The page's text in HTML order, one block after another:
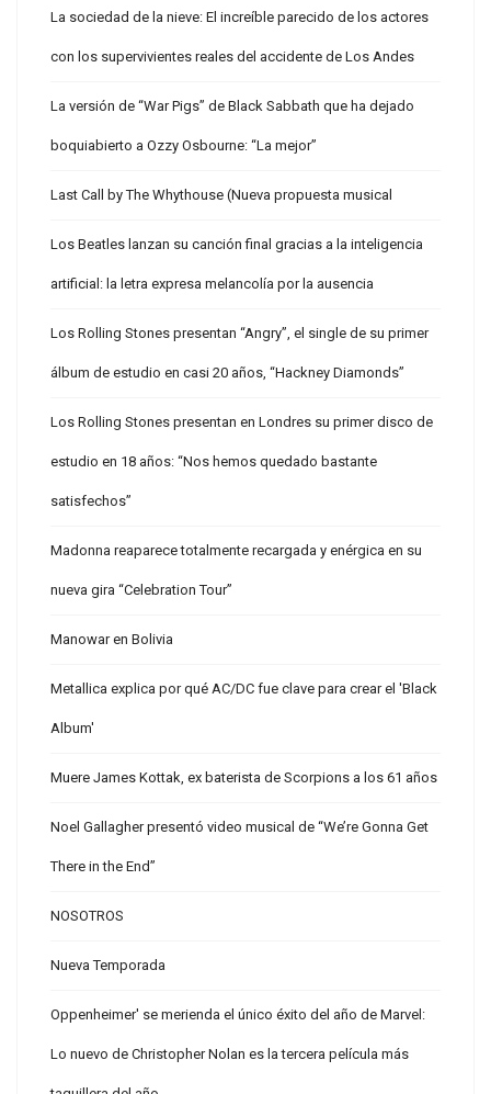
La sociedad de la nieve: El increíble parecido de los actores
con los supervivientes reales del accidente de Los Andes
La versión de “War Pigs” de Black Sabbath que ha dejado
boquiabierto a Ozzy Osbourne: “La mejor”
Last Call by The Whythouse (Nueva propuesta musical
Los Beatles lanzan su canción final gracias a la inteligencia
artificial: la letra expresa melancolía por la ausencia
Los Rolling Stones presentan “Angry”, el single de su primer
álbum de estudio en casi 20 años, “Hackney Diamonds”
Los Rolling Stones presentan en Londres su primer disco de
estudio en 18 años: “Nos hemos quedado bastante
satisfechos”
Madonna reaparece totalmente recargada y enérgica en su
nueva gira “Celebration Tour”
Manowar en Bolivia
Metallica explica por qué AC/DC fue clave para crear el 'Black
Album'
Muere James Kottak, ex baterista de Scorpions a los 61 años
Noel Gallagher presentó video musical de “We’re Gonna Get
There in the End”
NOSOTROS
Nueva Temporada
Oppenheimer' se merienda el único éxito del año de Marvel:
Lo nuevo de Christopher Nolan es la tercera película más